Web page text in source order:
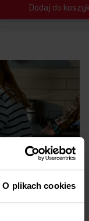
O plikach cookies
Dodaj do